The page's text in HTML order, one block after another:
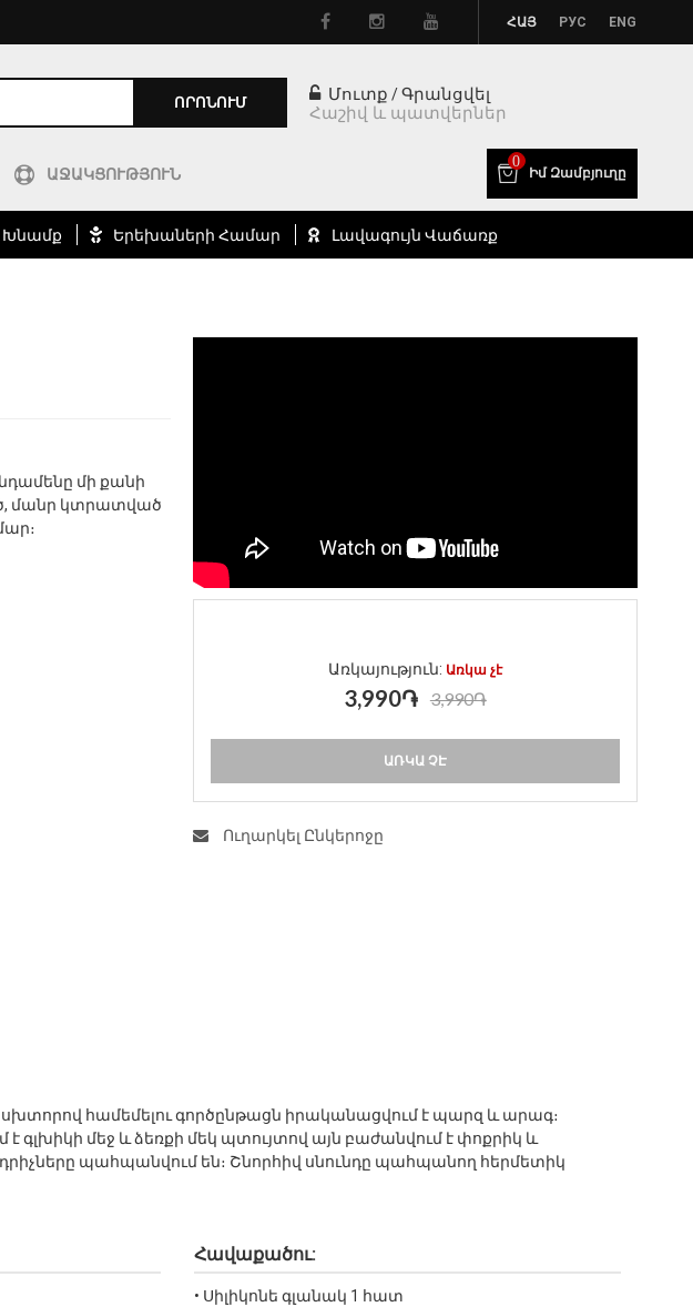
ՀԱՅ РУС ENG
ՈՐՈՆՈՒՄ
ԱՋԱԿՑՈՒԹՅՈՒՆ
Մուտք /Գրանցվել
Հաշիվ և պատվերներ
0
Իմ Զամբյուղը
Խնամք Երեխաների Համար Լավագույն Վաճառք
մի քանի
մանր կտրատված
Առկայություն: Առկա չէ
3,990֏ 3,990֏
ԱՌԿԱ ՉԷ
Ուղարկել Ընկերոջը
սխտորով համեմելու գործընթացն իրականացվում է պարզ և արագ։
մեջ և ձեռքի մեկ պտույտով այն բաժանվում է փոքրիկ և
պահպանվում են։ Շնորհիվ սնունդը պահպանող հերմետիկ
Հավաքածու:
• Սիլիկոնե գլանակ 1 հատ